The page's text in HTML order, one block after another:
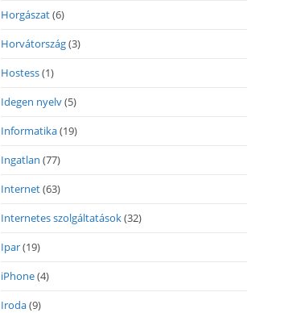
Horgászat(6)
Horvátország(3)
Hostess(1)
Idegen nyelv(5)
Informatika(19)
Ingatlan (77)
Internet(63)
Internetes szolgáltatások(32)
Ipar(19)
iPhone(4)
Iroda(9)